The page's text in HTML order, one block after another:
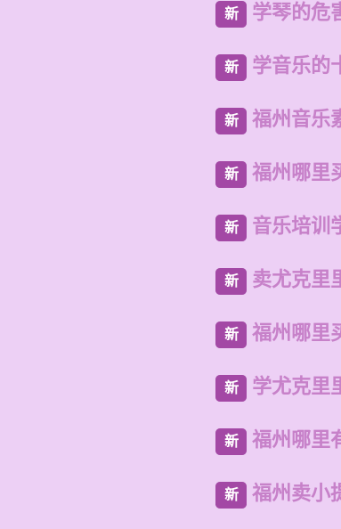
新 学琴的危
新 学音乐的
新 福州音乐
新 福州哪里
新 音乐培训
新 卖尤克里
新 福州哪里
新 学尤克里
新 福州哪里
新 福州卖小